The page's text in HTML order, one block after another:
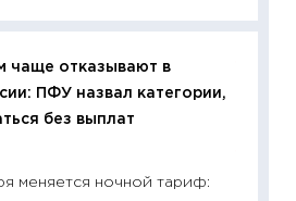
чаще отказывают в
ПФУ назвал категории,
без выплат
меняется ночной тариф: